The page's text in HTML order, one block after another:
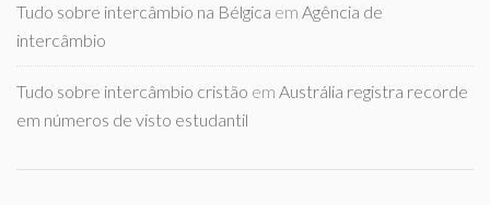
Tudo sobre intercâmbio na Bélgica em Agência de
intercâmbio
Tudo sobre intercâmbio cristão em Austrália registra recorde
em números de visto estudantil